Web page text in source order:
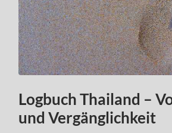
Logbuch Thailand –
und Vergänglichkeit